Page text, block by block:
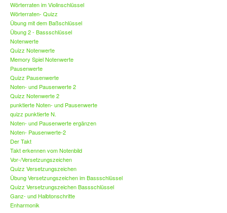
Wörterraten im Violinschlüssel
Wörterraten- Quizz
Übung mit dem Baßschlüssel
Übung 2 - Bassschlüssel
Notenwerte
Quizz Notenwerte
Memory Spiel Notenwerte
Pausenwerte
Quizz Pausenwerte
Noten- und Pausenwerte 2
Quizz Notenwerte 2
punktierte Noten- und Pausenwerte
quizz punktierte N.
Noten- und Pausenwerte ergänzen
Noten- Pausenwerte-2
Der Takt
Takt erkennen vom Notenbild
Vor-/Versetzungszeichen
Quizz Versetzungszeichen
Übung Versetzungszeichen im Bassschlüssel
Quizz Versetzungszeichen Bassschlüssel
Ganz- und Halbtonschritte
Enharmonik